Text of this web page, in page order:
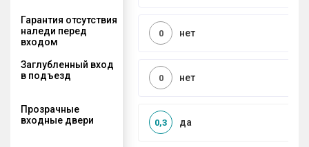
Гарантия отсутствия
наледи перед
входом
нет
0
Заглубленный вход
в подъезд
нет
0
Прозрачные
входные двери
да
0,3